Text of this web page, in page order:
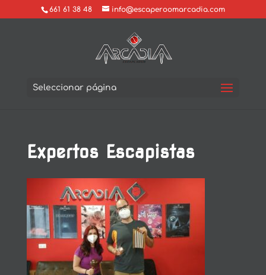
661 61 38 48 info@escaperoomarcadia.com
Seleccionar página
Expertos Escapistas